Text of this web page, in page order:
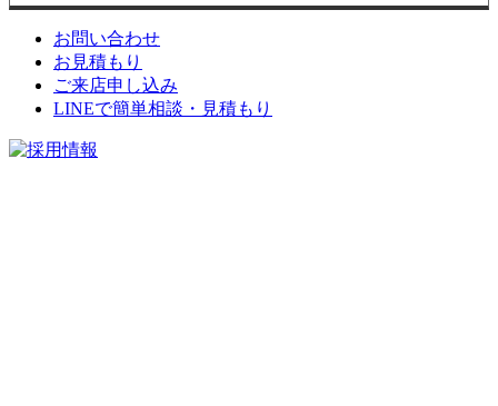
お問い合わせ
お見積もり
ご来店申し込み
LINEで簡単相談・見積もり